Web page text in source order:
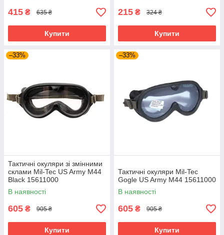
415 ₴ 635 ₴
Купити
215 ₴ 324 ₴
Купити
–33%
Тактичні окуляри зі змінними
склами Mil-Tec US Army M44
Black 15611000
В наявності
605 ₴ 905 ₴
Купити
–33%
Тактичні окуляри Mil-Tec
Gogle US Army M44 15611000
В наявності
605 ₴ 905 ₴
Купити